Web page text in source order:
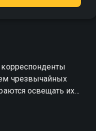
чрезвычайных
освещать их
- новости